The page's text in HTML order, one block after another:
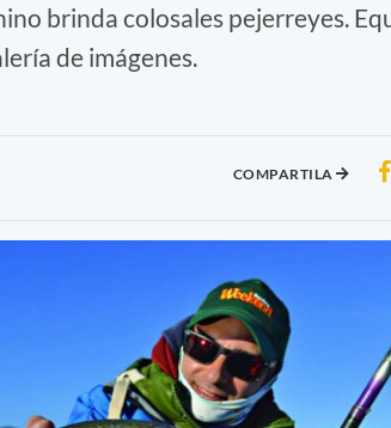
brinda colosales pejerreyes.
de imágenes.
COMPARTILA